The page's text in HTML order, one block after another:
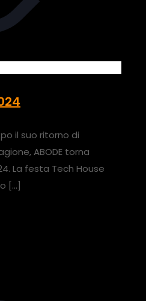
il suo ritorno di
ABODE torna
La festa Tech House
[…]